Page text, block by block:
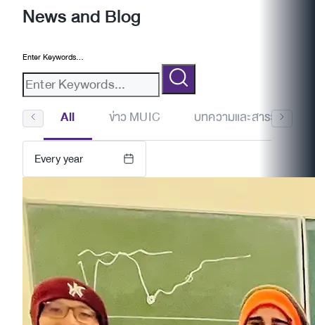
News and Blog
Enter Keywords...
All ข่าว MUIC บทความและสาระน่ารู้
Every year